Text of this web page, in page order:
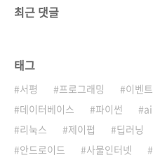
최근 댓글
태그
서평 프로그래밍 이벤트
데이터베이스
파이썬 ai
리눅스
제이펍 딥러닝
안드로이드
사물인터넷